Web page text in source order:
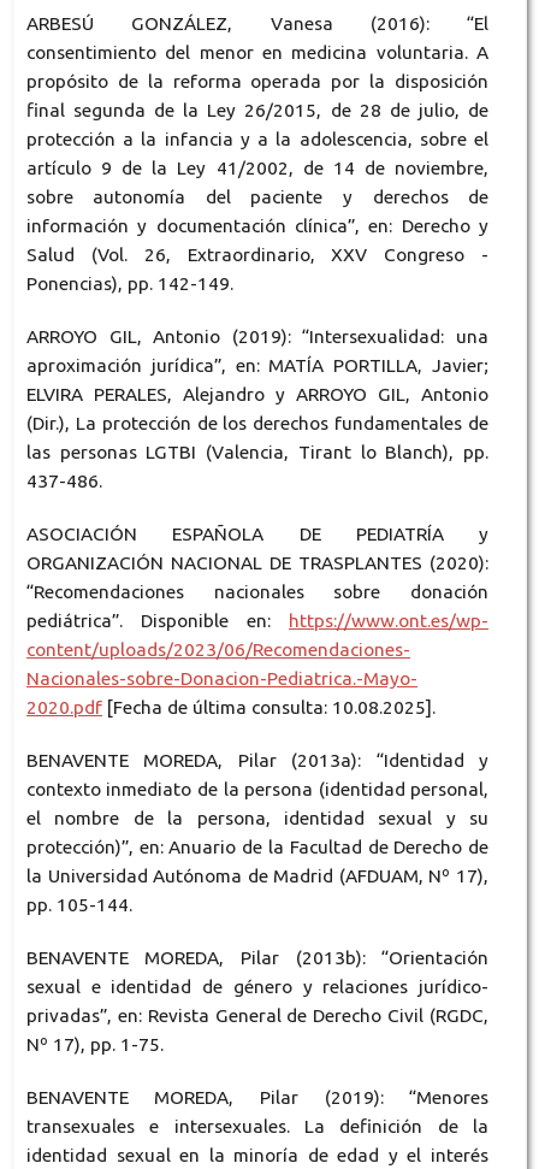
ARBESÚ GONZÁLEZ, Vanesa (2016): “El
consentimiento del menor en medicina voluntaria. A
propósito de la reforma operada por la disposición
final segunda de la Ley 26/2015, de 28 de julio, de
protección a la infancia y a la adolescencia, sobre el
artículo 9 de la Ley 41/2002, de 14 de noviembre,
sobre autonomía del paciente y derechos de
información y documentación clínica”, en: Derecho y
Salud (Vol. 26, Extraordinario, XXV Congreso -
Ponencias), pp. 142-149.
ARROYO GIL, Antonio (2019): “Intersexualidad: una
aproximación jurídica”, en: MATÍA PORTILLA, Javier;
ELVIRA PERALES, Alejandro y ARROYO GIL, Antonio
(Dir.), La protección de los derechos fundamentales de
las personas LGTBI (Valencia, Tirant lo Blanch), pp.
437-486.
ASOCIACIÓN ESPAÑOLA DE PEDIATRÍA y
ORGANIZACIÓN NACIONAL DE TRASPLANTES (2020):
“Recomendaciones nacionales sobre donación
pediátrica”. Disponible en: https://www.ont.es/wp-
content/uploads/2023/06/Recomendaciones-
Nacionales-sobre-Donacion-Pediatrica.-Mayo-
2020.pdf[Fecha de última consulta: 10.08.2025].
BENAVENTE MOREDA, Pilar (2013a): “Identidad y
contexto inmediato de la persona (identidad personal,
el nombre de la persona, identidad sexual y su
protección)”, en: Anuario de la Facultad de Derecho de
la Universidad Autónoma de Madrid (AFDUAM, Nº 17),
pp. 105-144.
BENAVENTE MOREDA, Pilar (2013b): “Orientación
sexual e identidad de género y relaciones jurídico-
privadas”, en: Revista General de Derecho Civil (RGDC,
Nº 17), pp. 1-75.
BENAVENTE MOREDA, Pilar (2019): “Menores
transexuales e intersexuales. La definición de la
identidad sexual en la minoría de edad y el interés